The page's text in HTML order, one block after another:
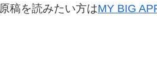
稿を読みたい方はMY BIG